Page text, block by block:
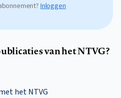
Inloggen
van het NTVG?
het NTVG